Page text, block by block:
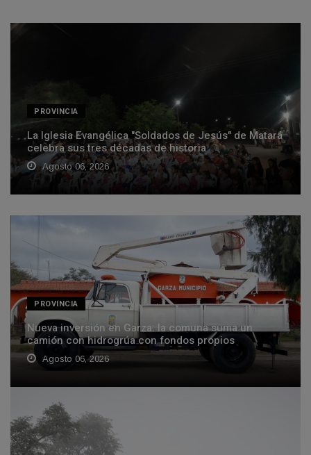
PROVINCIA
​La Iglesia Evangélica "Soldados de Jesús" de Matará
celebra sus tres décadas de historia
Agosto 06, 2026
PROVINCIA
Nueva inversión en Garza: la comuna suma un
camión con hidrogrúa con fondos propios
Agosto 06, 2026